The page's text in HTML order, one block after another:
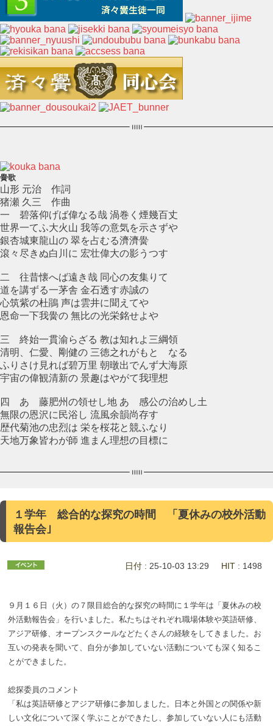
黌歌
山形 元治 作詞
猪瀬 久三 作曲
一 碧落仰げば偉なる哉 渦巻く煙幾百丈
世界一てふ大火山 我等の意気を示さずや
銀杏城東龍山の 翠を占むる濟濟黌
滾々尽きぬ白川に 宏壮偉大の影うつす
二 往昔懐へば遠き哉 同心の友集りて
道を講ずる一茅舎 金石透す赤誠の
心筑紫の杜鵑 声は雲井に聞えてや
恩命一下我黌の 無比の光栄銘せよや
三 終始一貫渝らざる 教は知れよ三綱領
清明、仁愛、剛健の 三徳之れがもとゝなる
ふりさけ見れば碧万里 朝暾出でんず大海原
宇宙の偉観清新の 景趣はやがて我理想
四 あゝ藤肥州の領せし地 あゝ感公の治めし土
無限の恩沢に民浴し 流風余韻尚存す
歴代菊池の忠烈は 栄を桜花と競ふなり
天地万象皆わが師 進まん理想の目標に
１学年 総合的な探究の時間 「夏休みの校外活動
報告会｣
日付 : 25-10-03 13:29 HIT : 1498
９月１６日（火）の７限目総合的な探究の時間に１学年は「夏休みの校
外活動報告会」を行いました。私たちはそれぞれ職場体験や英語研修、
アジア研修、オープンスクールなどたくさんの経験をしてきました。お
互いの発表を聞いて、自分が参加していない活動についても深く知るこ
とができました。
総探委員のコメント
「私は英語研修とアジア研修に参加しました。日本と外国との関係や新
しい文化について深く学ぶことができたし、参加していない人にも活動